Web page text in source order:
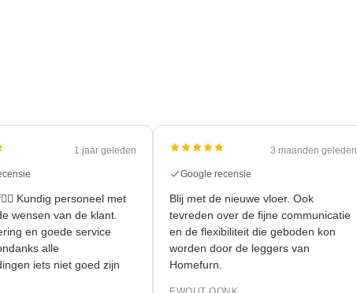
1 jaar geleden
Kundig personeel met
wensen van de klant.
en goede service
alle
iets niet goed zijn
3 maanden geleden
Google recensie
Blij met de nieuwe vloer. Ook
tevreden over de fijne communicatie
en de flexibiliteit die geboden kon
worden door de leggers van
Homefurn.